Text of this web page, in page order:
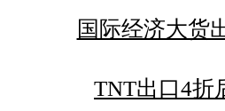
国际经济大货
TNT出口4折